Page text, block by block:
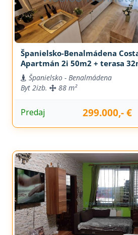
Španielsko-Benalmádena
Apartmán 2i 50m2 + terasa
Španielsko - Benalmádena
Byt 2izb. 88 m²
Predaj 299.000,- €